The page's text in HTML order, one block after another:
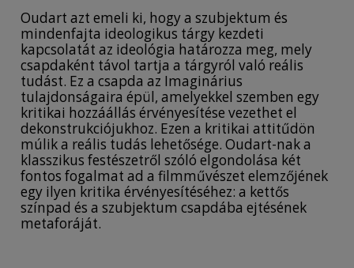
Oudart azt emeli ki, hogy a szubjektum és
mindenfajta ideologikus tárgy kezdeti
kapcsolatát az ideológia határozza meg, mely
csapdaként távol tartja a tárgyról való reális
tudást. Ez a csapda az Imaginárius
tulajdonságaira épül, amelyekkel szemben egy
kritikai hozzáállás érvényesítése vezethet el
dekonstrukciójukhoz. Ezen a kritikai attitűdön
múlik a reális tudás lehetősége. Oudart-nak a
klasszikus festészetről szóló elgondolása két
fontos fogalmat ad a filmművészet elemzőjének
egy ilyen kritika érvényesítéséhez: a kettős
színpad és a szubjektum csapdába ejtésének
metaforáját.